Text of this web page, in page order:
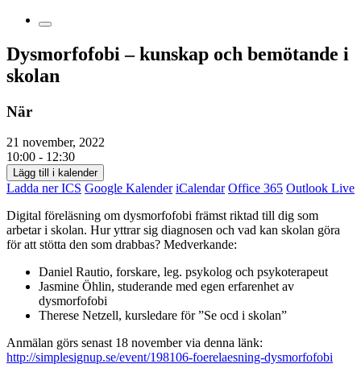
Dysmorfofobi – kunskap och bemötande i
skolan
När
21 november, 2022
10:00 - 12:30
Lägg till i kalender
Ladda ner ICS Google Kalender iCalendar Office 365 Outlook Live
Digital föreläsning om dysmorfofobi främst riktad till dig som
arbetar i skolan. Hur yttrar sig diagnosen och vad kan skolan göra
för att stötta den som drabbas? Medverkande:
Daniel Rautio, forskare, leg. psykolog och psykoterapeut
Jasmine Öhlin, studerande med egen erfarenhet av
dysmorfofobi
Therese Netzell, kursledare för ”Se ocd i skolan”
Anmälan görs senast 18 november via denna länk:
http://simplesignup.se/event/198106-foerelaesning-dysmorfofobi